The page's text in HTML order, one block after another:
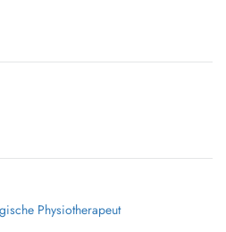
pour des séances de
sportive, neurologique),
lymphatique, ainsi que
(pour femmes enceintes et après
d'évaluation de la performance
zones d'entrainement).
Physiotherapeut